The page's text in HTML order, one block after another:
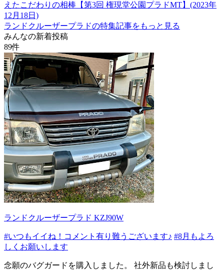
えたこだわりの相棒【第3回 権現堂公園プラドMT】(2023年
12月18日)
ランドクルーザープラドの特集記事をもっと見る
みんなの新着投稿
89件
ランドクルーザープラド KZJ90W
#いつもイイね！コメント有り難うございます♪ #8月もよろ
しくお願いします
念願のバグガードを購入しました。 社外新品も検討しまし